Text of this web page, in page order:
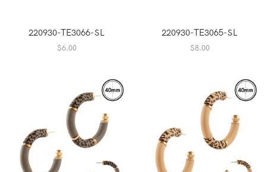
220930-TE3066-SL
$6.00
220930-TE3065-SL
$8.00